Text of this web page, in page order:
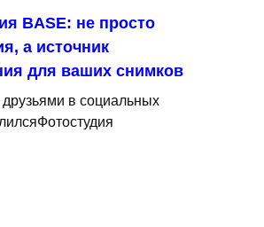
BASE: не просто
а источник
для ваших снимков
в социальных